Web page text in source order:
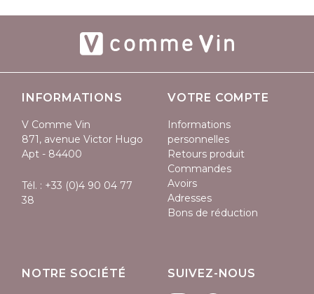
INFORMATIONS
V Comme Vin
871, avenue Victor Hugo
Apt - 84400
Tél. : +33 (0)4 90 04 77
38
VOTRE COMPTE
Informations
personnelles
Retours produit
Commandes
Avoirs
Adresses
Bons de réduction
NOTRE SOCIÉTÉ SUIVEZ-NOUS